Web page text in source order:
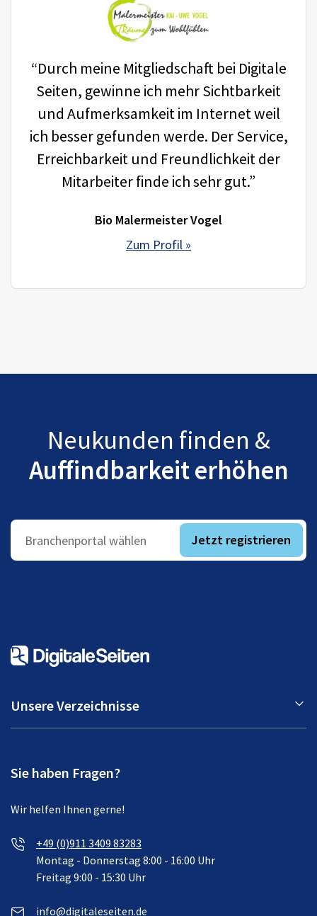
“Durch meine Mitgliedschaft bei Digitale
Seiten, gewinne ich mehr Sichtbarkeit
und Aufmerksamkeit im Internet weil
ich besser gefunden werde. Der Service,
Erreichbarkeit und Freundlichkeit der
Mitarbeiter finde ich sehr gut.”
Bio Malermeister Vogel
Zum Profil »
Neukunden finden &
Auffindbarkeit erhöhen
Branchenportal wählen Jetzt registrieren
Unsere Verzeichnisse
Sie haben Fragen?
Wir helfen Ihnen gerne!
+49 (0)911 3409 83283
Montag - Donnerstag 8:00 - 16:00 Uhr
Freitag 9:00 - 15:30 Uhr
info@digitaleseiten.de